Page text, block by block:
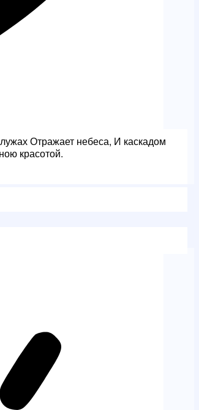
Отражает небеса, И каскадом
красотой.